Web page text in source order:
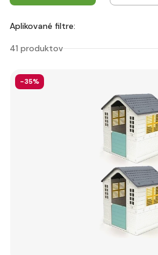
Aplikované filtre:
41 produktov
-35%